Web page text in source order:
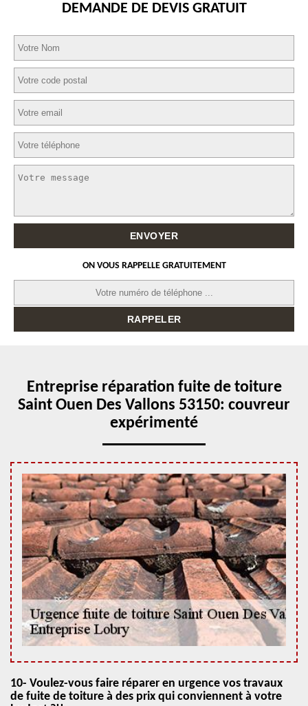
DEMANDE DE DEVIS GRATUIT
ON VOUS RAPPELLE GRATUITEMENT
Entreprise réparation fuite de toiture
Saint Ouen Des Vallons 53150: couvreur
expérimenté
10- Voulez-vous faire réparer en urgence vos travaux
de fuite de toiture à des prix qui conviennent à votre